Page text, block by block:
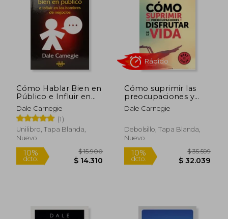
10%
dcto. $ 20.511 $
Cómo Hablar Bien en
Público e Influir en
los Hombres de
Negocios
Dale Carnegie
(1)
Unilibro, Tapa Blanda,
Nuevo
Cómo suprimir las
preocupaciones y
disfrutar de la vida
Dale Carnegie
Debolsillo, Tapa Blanda,
Nuevo